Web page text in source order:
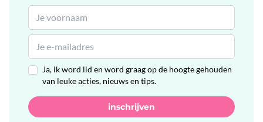
Ja, ik word lid en word graag op de hoogte gehouden
van leuke acties, nieuws en tips.